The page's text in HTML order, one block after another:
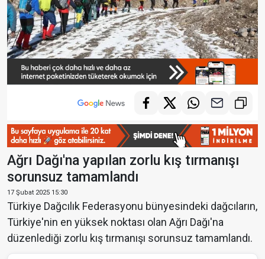
Ağrı Dağı'na yapılan zorlu kış tırmanışı
sorunsuz tamamlandı
17 Şubat 2025 15:30
Türkiye Dağcılık Federasyonu bünyesindeki dağcıların,
Türkiye'nin en yüksek noktası olan Ağrı Dağı'na
düzenlediği zorlu kış tırmanışı sorunsuz tamamlandı.